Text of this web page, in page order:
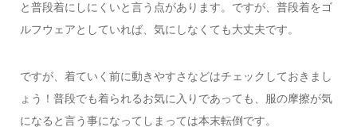
と普段着にしにくいと言う点があります。ですが、普段着をゴ
ルフウェアとしていれば、気にしなくても大丈夫です。
ですが、着ていく前に動きやすさなどはチェックしておきまし
ょう！普段でも着られるお気に入りであっても、服の摩擦が気
になると言う事になってしまっては本末転倒です。